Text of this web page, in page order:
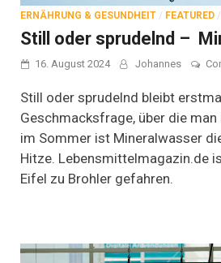
ERNÄHRUNG & GESUNDHEIT / FEATURED /
Still oder sprudelnd –
16. August 2024 Johannes
Still oder sprudelnd bleibt
Geschmacksfrage, über die
im Sommer ist Mineralwasser
Hitze. Lebensmittelmagazin.de
Eifel zu Brohler gefahren.